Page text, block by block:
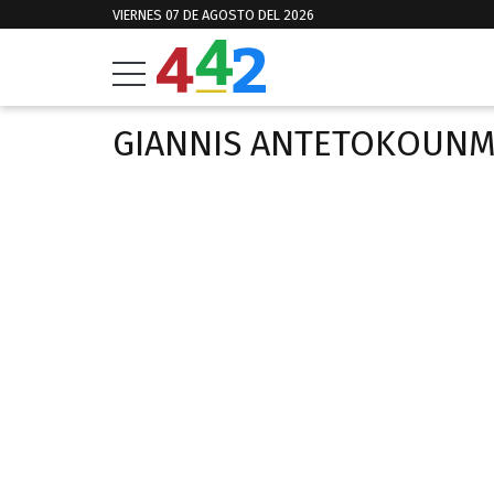
VIERNES 07 DE AGOSTO DEL 2026
GIANNIS